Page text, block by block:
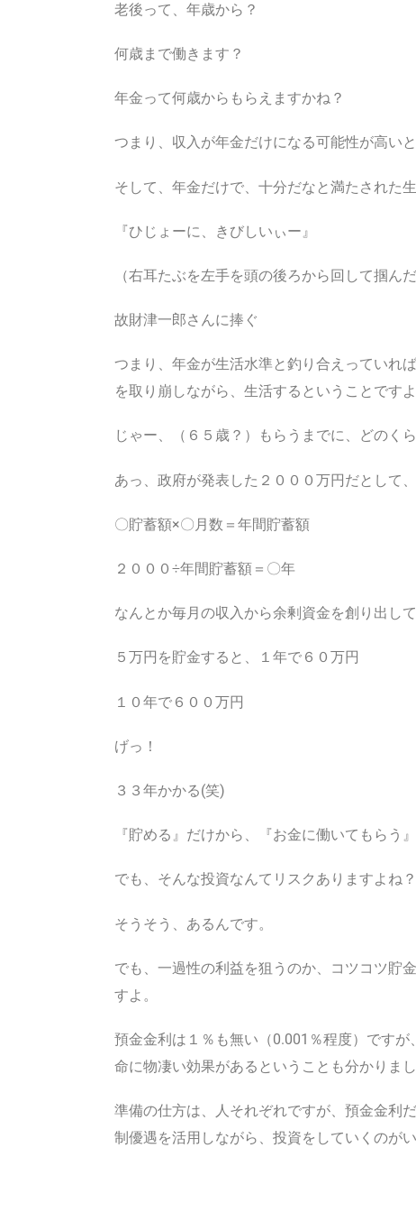
老後って、年歳から？
何歳まで働きます？
年金って何歳からもらえますかね？
つまり、収入が年金だけになる可能性が高い
そして、年金だけで、十分だなと満たされた
『ひじょーに、きびしいぃー』
（右耳たぶを左手を頭の後ろから回して掴ん
故財津一郎さんに捧ぐ
つまり、年金が生活水準と釣り合えっていれ
を取り崩しながら、生活するということですよ
じゃー、（６５歳？）もらうまでに、どのく
あっ、政府が発表した２０００万円だとして
〇貯蓄額×〇月数＝年間貯蓄額
２０００÷年間貯蓄額＝〇年
なんとか毎月の収入から余剰資金を創り出して
５万円を貯金すると、１年で６０万円
１０年で６００万円
げっ！
３３年かかる(笑)
『貯める』だけから、『お金に働いてもらう
でも、そんな投資なんてリスクありますよね？
そうそう、あるんです。
でも、一過性の利益を狙うのか、コツコツ貯
すよ。
預金金利は１％も無い（0.001％程度）です
命に物凄い効果があるということも分かりまし
準備の仕方は、人それぞれですが、預金金利
制優遇を活用しながら、投資をしていくのが